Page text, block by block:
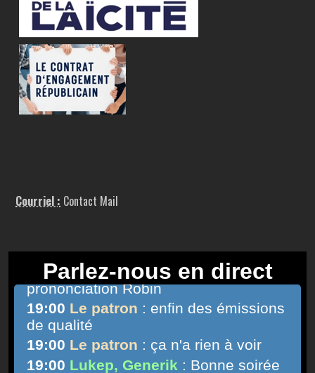
Courriel : Contact Mail